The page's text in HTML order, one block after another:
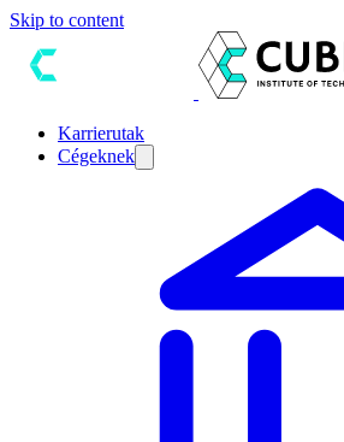
Skip to content
Karrierutak
Cégeknek